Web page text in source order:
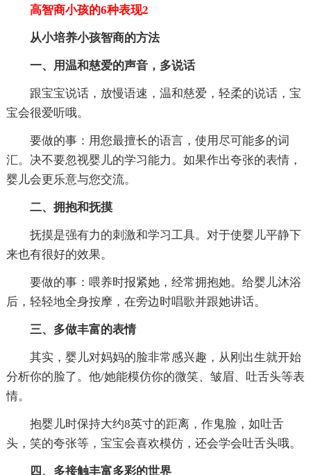
高智商小孩的6种表现2
从小培养小孩智商的方法
一、用温和慈爱的声音，多说话
跟宝宝说话，放慢语速，温和慈爱，轻柔的说话，宝
宝会很爱听哦。
要做的事：用您最擅长的语言，使用尽可能多的词
汇。决不要忽视婴儿的学习能力。如果作出夸张的表情，
婴儿会更乐意与您交流。
二、拥抱和抚摸
抚摸是强有力的刺激和学习工具。对于使婴儿平静下
来也有很好的效果。
要做的事：喂养时报紧她，经常拥抱她。给婴儿沐浴
后，轻轻地全身按摩，在旁边时唱歌并跟她讲话。
三、多做丰富的表情
其实，婴儿对妈妈的脸非常感兴趣，从刚出生就开始
分析你的脸了。他/她能模仿你的微笑、皱眉、吐舌头等表
情。
抱婴儿时保持大约8英寸的距离，作鬼脸，如吐舌
头，笑的夸张等，宝宝会喜欢模仿，还会学会吐舌头哦。
四、多接触丰富多彩的世界